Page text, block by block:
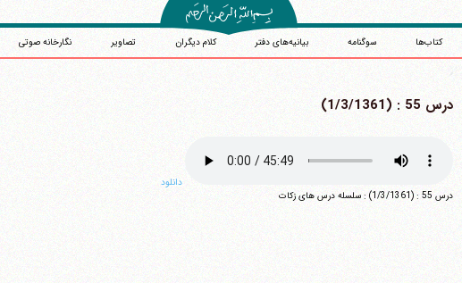
کتاب‌ها سوگنامه بیانیه‌های دفتر کلام دیگران تصاویر نگارخانه صوتی
درس 55 : (1/3/1361)
دانلود
درس 55 : (1/3/1361) : سلسله درس های زکات
وب سایت رسمی آیت‌الله منتظری